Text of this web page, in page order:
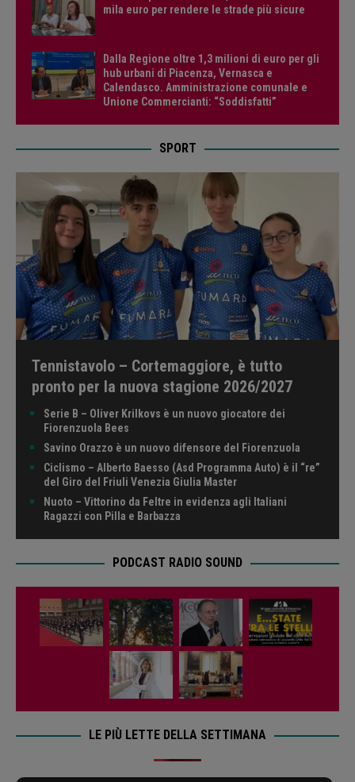
mila euro per rendere le strade più sicure
Dalla Regione oltre 1,3 milioni di euro per gli
hub urbani di Piacenza, Vernasca e
Calendasco. Amministrazione comunale e
Unione Commercianti: “Soddisfatti”
SPORT
Tennistavolo – Cortemaggiore, è tutto
pronto per la nuova stagione 2026/2027
Serie B – Oliver Krilkovs è un nuovo giocatore dei
Fiorenzuola Bees
Savino Orazzo è un nuovo difensore del Fiorenzuola
Ciclismo – Alberto Baesso (Asd Programma Auto) è il “re”
del Giro del Friuli Venezia Giulia Master
Nuoto – Vittorino da Feltre in evidenza agli Italiani
Ragazzi con Pilla e Barbazza
PODCAST RADIO SOUND
LE PIÙ LETTE DELLA SETTIMANA